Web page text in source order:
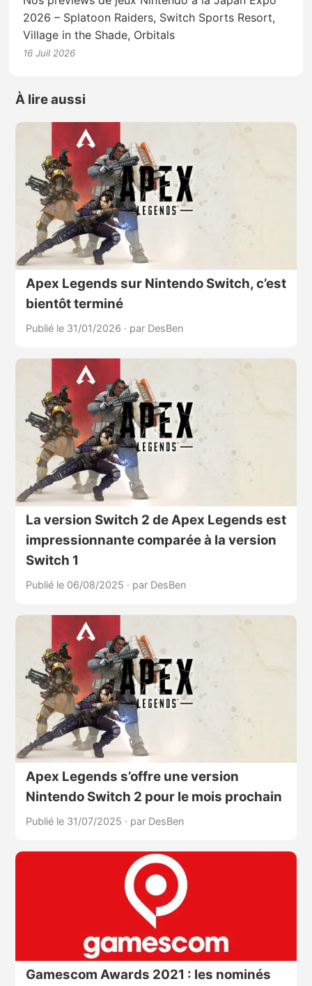
2026 – Splatoon Raiders, Switch Sports Resort,
Village in the Shade, Orbitals
16 Juil 2026
À lire aussi
Apex Legends sur Nintendo Switch, c’est
bientôt terminé
Publié le 31/01/2026 · par DesBen
La version Switch 2 de Apex Legends est
impressionnante comparée à la version
Switch 1
Publié le 06/08/2025 · par DesBen
Apex Legends s’offre une version
Nintendo Switch 2 pour le mois prochain
Publié le 31/07/2025 · par DesBen
Gamescom Awards 2021 : les nominés